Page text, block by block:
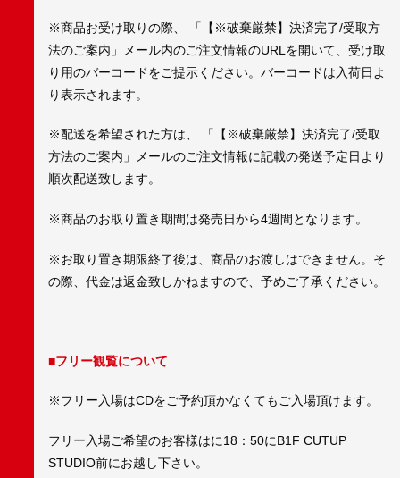
※商品お受け取りの際、 「【※破棄厳禁】決済完了/受取方
法のご案内」メール内のご注文情報のURLを開いて、受け取
り用のバーコードをご提示ください。バーコードは入荷日よ
り表示されます。
※配送を希望された方は、 「【※破棄厳禁】決済完了/受取
方法のご案内」メールのご注文情報に記載の発送予定日より
順次配送致します。
※商品のお取り置き期間は発売日から4週間となります。
※お取り置き期限終了後は、商品のお渡しはできません。そ
の際、代金は返金致しかねますので、予めご了承ください。
■フリー観覧について
※フリー入場はCDをご予約頂かなくてもご入場頂けます。
フリー入場ご希望のお客様はに18：50にB1F CUTUP
STUDIO前にお越し下さい。